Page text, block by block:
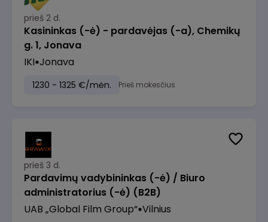
prieš 2 d.
Kasininkas (-ė) - pardavėjas (-a), Chemikų
g. 1, Jonava
IKI Jonava
1230 - 1325 €/mėn. Prieš mokesčius
prieš 3 d.
Pardavimų vadybininkas (-ė) / Biuro
administratorius (-ė) (B2B)
UAB „Global Film Group“ Vilnius